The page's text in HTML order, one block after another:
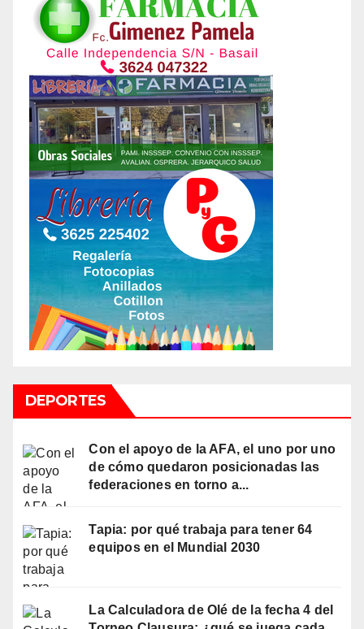
DEPORTES
Con el apoyo de la AFA, el uno por uno
de cómo quedaron posicionadas las
federaciones en torno a...
Tapia: por qué trabaja para tener 64
equipos en el Mundial 2030
La Calculadora de Olé de la fecha 4 del